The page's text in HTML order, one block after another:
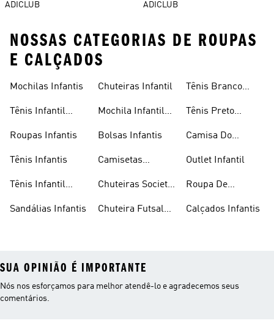
ADICLUB
ADICLUB
NOSSAS CATEGORIAS DE ROUPAS
E CALÇADOS
Mochilas Infantis
Tênis Infantil
Roupas Infantis
Tênis Infantis
Tênis Infantil
Sandálias Infantis
Chuteiras Infantil
Mochila Infantil
Bolsas Infantis
Camisetas
Chuteiras Society
Chuteira Futsal
Tênis Branco
Tênis Preto
Camisa Do
Outlet Infantil
Roupa De
Calçados Infantis
SUA OPINIÃO É IMPORTANTE
Nós nos esforçamos para melhor atendê-lo e agradecemos seus
comentários.